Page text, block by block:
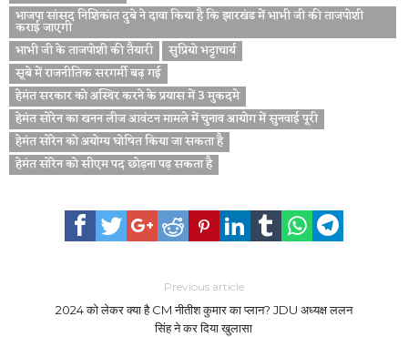
भाजपा सांसद निशिकांत दुबे ने दावा किया है कि झारखंड में भाभी जी की ताजपोशी
कराई जाएगी
भाभी जी के ताजपोशी की तैयारी
सुप्रियो भट्टाचार्य
सूबे में राजनीतिक सरगर्मी बढ़ गई
हेमंत सरकार को अस्थिर करने के प्रयास में 3 मुकदमे
हेमंत सोरेन का खनन लीज आवंटन मामले में चुनाव आयोग में सुनवाई पूरी
हेमंत सोरेन को अयोग्य घोषित किया जा सकता है
हेमंत सोरेन को सीएम पद छोड़ना पड़ सकता है
Previous article
2024 को लेकर क्या है CM नीतीश कुमार का प्लान? JDU अध्यक्ष ललन
सिंह ने कर दिया खुलासा